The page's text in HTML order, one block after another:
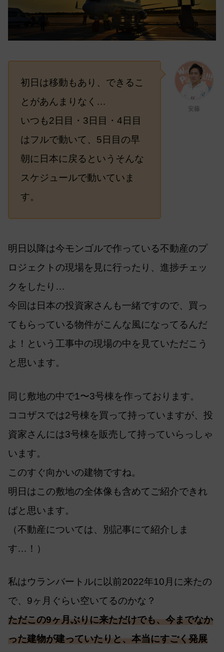
安藤
初日は移動もあり、できるこ
とがあんまりなく…
いつも2日目・3日目・4日目
はフルで動いて、5日目の早
朝に日本に戻るというそんな
スケジュールで動いていま
す。
明日以降は今モンゴルで作っている不動産のプ
ロジェクトの現場を見に行ったり、進捗チェッ
クをしたり…
今回は日本の投資家さんも一緒ですので、買っ
てもらっている物件がこんな風になってるんだ
よ！という工事中の現場の中を見ていただこう
と思います。
同じ敷地の中で1〜3号棟を作っております。
ココザスでは2号棟を買って持っていますが、投
資家さんには3号棟を販売して持っていらっしゃ
います。
このすぐ向かいの建物ですね。
明日はこの敷地の全体像も含めてご紹介できれ
ばと思います。
（不動産については、別記事にて紹介しま
す…！）
私はウランバートルに以前2022年10月に来たの
で、9ヶ月ぐらい空いてるのかな？
ただこの9ヶ月ぶりに来ただけでも、今までなか
った建物が建っていたりと、本当にすごく発展